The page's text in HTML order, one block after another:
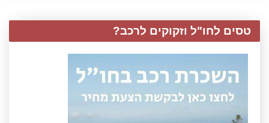
טסים לחו"ל וזקוקים לרכב?